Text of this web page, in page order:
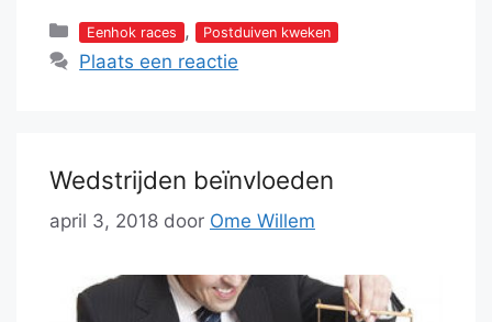
Categorieën
Eenhok races , Postduiven kweken
Plaats een reactie
Wedstrijden beïnvloeden
april 3, 2018 door Ome Willem